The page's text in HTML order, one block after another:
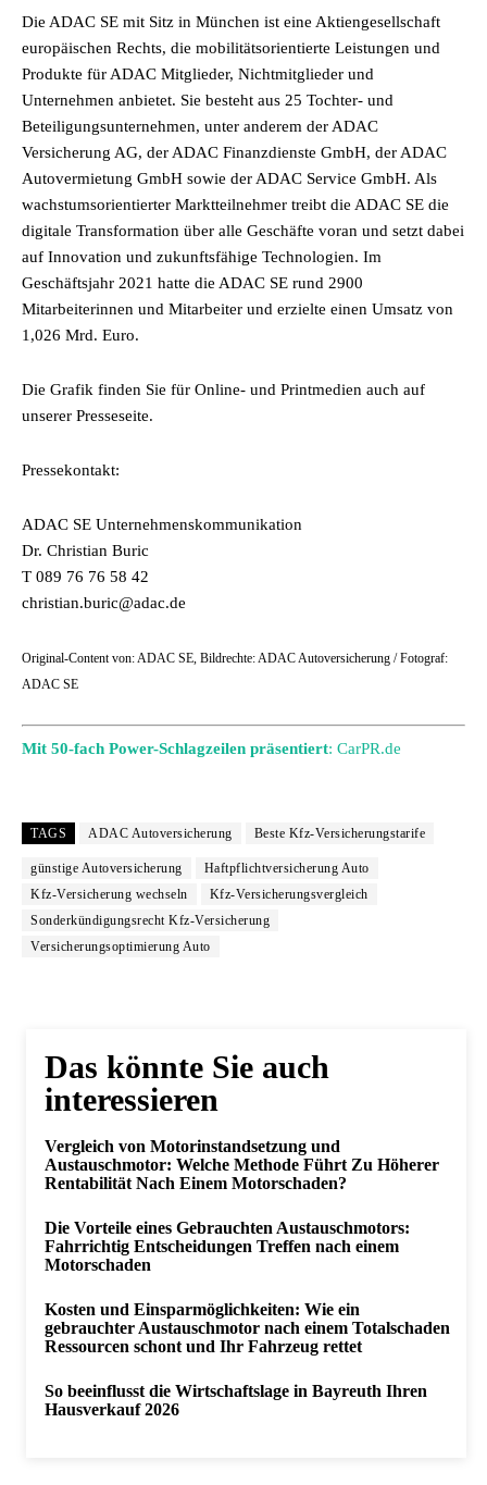
Die ADAC SE mit Sitz in München ist eine Aktiengesellschaft
europäischen Rechts, die mobilitätsorientierte Leistungen und
Produkte für ADAC Mitglieder, Nichtmitglieder und
Unternehmen anbietet. Sie besteht aus 25 Tochter- und
Beteiligungsunternehmen, unter anderem der ADAC
Versicherung AG, der ADAC Finanzdienste GmbH, der ADAC
Autovermietung GmbH sowie der ADAC Service GmbH. Als
wachstumsorientierter Marktteilnehmer treibt die ADAC SE die
digitale Transformation über alle Geschäfte voran und setzt dabei
auf Innovation und zukunftsfähige Technologien. Im
Geschäftsjahr 2021 hatte die ADAC SE rund 2900
Mitarbeiterinnen und Mitarbeiter und erzielte einen Umsatz von
1,026 Mrd. Euro.
Die Grafik finden Sie für Online- und Printmedien auch auf
unserer Presseseite.
Pressekontakt:
ADAC SE Unternehmenskommunikation
Dr. Christian Buric
T 089 76 76 58 42
christian.buric@adac.de
Original-Content von: ADAC SE, Bildrechte: ADAC Autoversicherung / Fotograf:
ADAC SE
Mit 50-fach Power-Schlagzeilen präsentiert: CarPR.de
TAGS ADAC Autoversicherung Beste Kfz-Versicherungstarife
günstige Autoversicherung
Haftpflichtversicherung Auto
Kfz-Versicherung wechseln
Kfz-Versicherungsvergleich
Sonderkündigungsrecht Kfz-Versicherung
Versicherungsoptimierung Auto
Das könnte Sie auch
interessieren
Vergleich von Motorinstandsetzung und
Austauschmotor: Welche Methode Führt Zu Höherer
Rentabilität Nach Einem Motorschaden?
Die Vorteile eines Gebrauchten Austauschmotors:
Fahrrichtig Entscheidungen Treffen nach einem
Motorschaden
Kosten und Einsparmöglichkeiten: Wie ein
gebrauchter Austauschmotor nach einem Totalschaden
Ressourcen schont und Ihr Fahrzeug rettet
So beeinflusst die Wirtschaftslage in Bayreuth Ihren
Hausverkauf 2026